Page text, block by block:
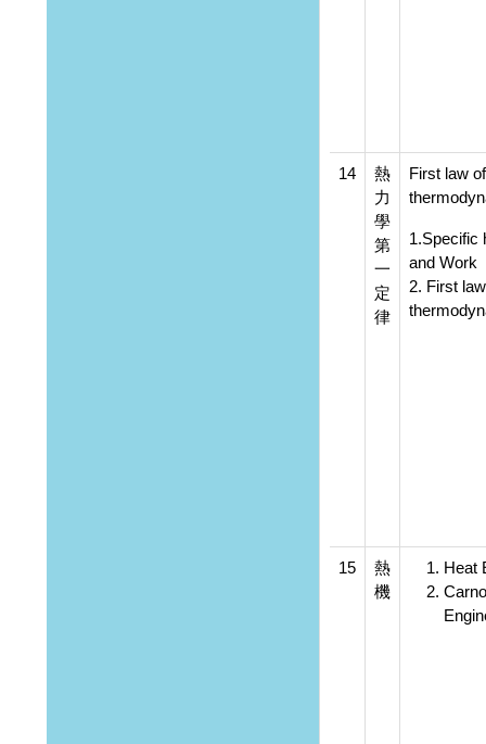
14
熱
力
學
第
一
定
律
First law of
1.Specific
and Work
2. First
15
熱
機
Heat